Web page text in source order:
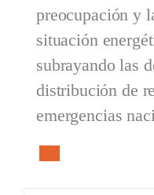
preocupación y
situación
subrayando las
distribución de
emergencias